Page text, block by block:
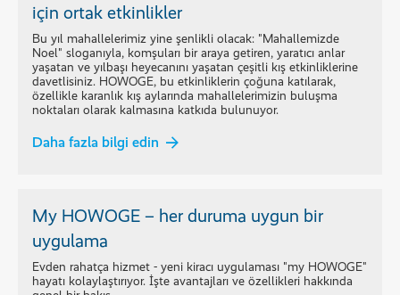
için ortak etkinlikler
Bu yıl mahallelerimiz yine şenlikli olacak: "Mahallemizde
Noel" sloganıyla, komşuları bir araya getiren, yaratıcı anlar
yaşatan ve yılbaşı heyecanını yaşatan çeşitli kış etkinliklerine
davetlisiniz. HOWOGE, bu etkinliklerin çoğuna katılarak,
özellikle karanlık kış aylarında mahallelerimizin buluşma
noktaları olarak kalmasına katkıda bulunuyor.
Daha fazla bilgi edin
My HOWOGE – her duruma uygun bir
uygulama
Evden rahatça hizmet - yeni kiracı uygulaması "my HOWOGE"
hayatı kolaylaştırıyor. İşte avantajları ve özellikleri hakkında